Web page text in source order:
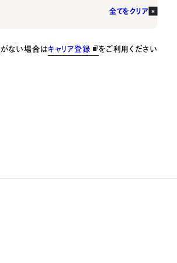
全てをクリア
ない場合はキャリア登録 をご利用ください